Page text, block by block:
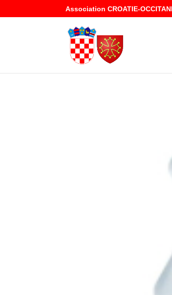
Association CROATIE-